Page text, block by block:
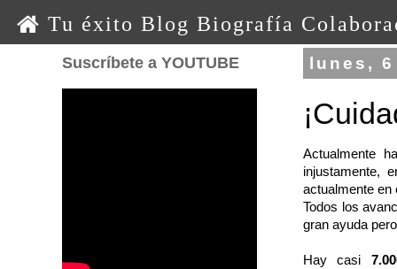
Tu éxito Blog Biografía
0 0 0 o o o
lunes,
Actualmente
injustamente,
actualmente en
Todos los
gran ayuda
Hay casi
Suscríbete a YOUTUBE